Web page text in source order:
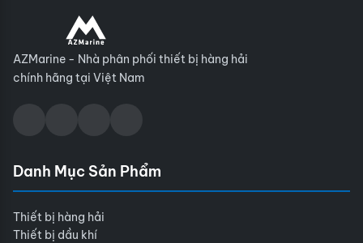
AZMarine - Nhà phân phối thiết bị hàng hải
chính hãng tại Việt Nam
Danh Mục Sản Phẩm
Thiết bị hàng hải
Thiết bị dầu khí